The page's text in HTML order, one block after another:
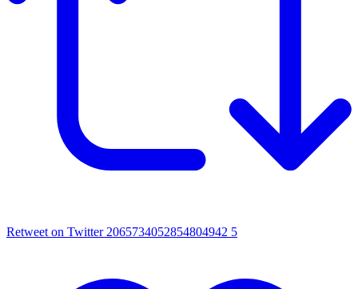
Retweet on Twitter 2065734052854804942 5